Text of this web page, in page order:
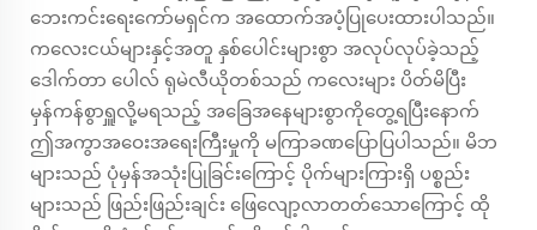
ဘေးကင်းရေးကော်မရှင်က အထောက်အပံ့ပြုပေးထားပါသည်။
ကလေးငယ်များနှင့်အတူ နှစ်ပေါင်းများစွာ အလုပ်လုပ်ခဲ့သည့်
ဒေါက်တာ ပေါလ် ရုမဲလီယိုတစ်သည် ကလေးများ ပိတ်မိပြီး
မှန်ကန်စွာရှူလို့မရသည့် အခြေအနေများစွာကိုတွေ့ရပြီးနောက်
ဤအကွာအဝေးအရေးကြီးမှုကို မကြာခဏပြောပြပါသည်။ မိဘ
များသည် ပုံမှန်အသုံးပြုခြင်းကြောင့် ပိုက်များကြားရှိ ပစ္စည်း
များသည် ဖြည်းဖြည်းချင်း ဖြေလျော့လာတတ်သောကြောင့် ထို